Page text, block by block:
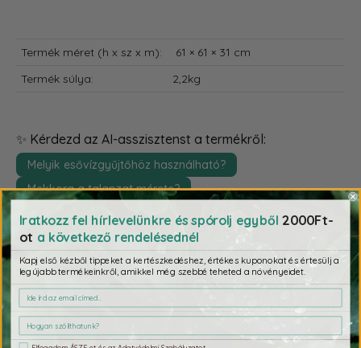
Termék méret (h x sz x m):
61 × 61 × 31 cm
Termék súlya:
2,2kg
✨ Kérdezd az AI-asszisztenst a termékről:
Melyik esővízgyűjtőhöz használható?
Mekkora a talapzat mérete?
Elbírja a megtöltött víztárolót?
Fizetés & Biztonság
Iratkozz fel hírlevelünkre és spórolj egyből 2000Ft-
ot a következő rendelésednél
Kapj első kézből tippeket a kertészkedéshez, értékes kuponokat és értesülj a
legújabb termékeinkről, amikkel még szebbé teheted a növényeidet.